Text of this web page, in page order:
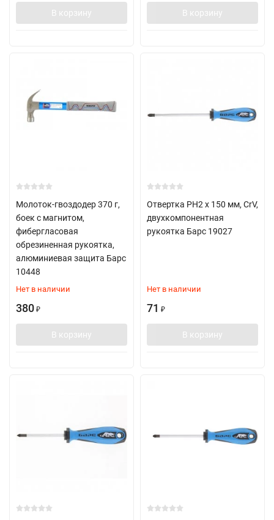
В корзину В корзину
Молоток-гвоздодер 370 г,
боек с магнитом,
фибергласовая
обрезиненная рукоятка,
алюминиевая защита Барс
10448
Нет в наличии
380 ₽
В корзину
Отвертка PH2 х 150 мм, CrV,
двухкомпонентная
рукоятка Барс 19027
Нет в наличии
71 ₽
В корзину